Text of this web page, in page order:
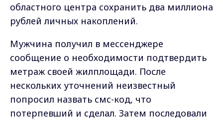
областного центра сохранить два миллиона
рублей личных накоплений.
Мужчина получил в мессенджере
сообщение о необходимости подтвердить
метраж своей жилплощади. После
нескольких уточнений неизвестный
попросил назвать смс-код, что
потерпевший и сделал. Затем последовали